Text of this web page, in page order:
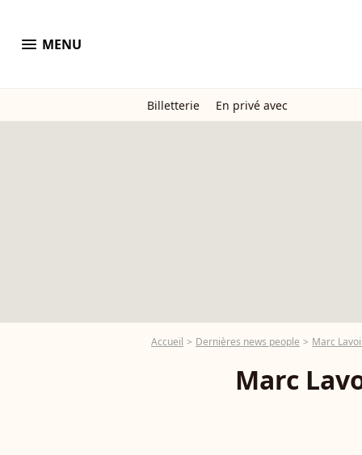
menu MENU
Billetterie En privé avec
Accueil Dernières news people Marc
Marc